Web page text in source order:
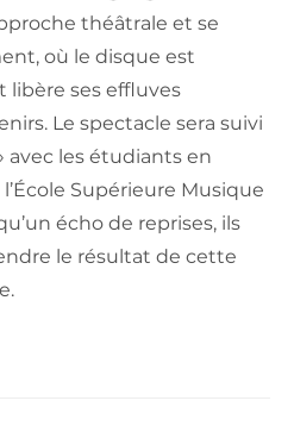
théâtrale et se
où le disque est
libère ses effluves
Le spectacle sera suivi
avec les étudiants en
Supérieure Musique
écho de reprises, ils
le résultat de cette